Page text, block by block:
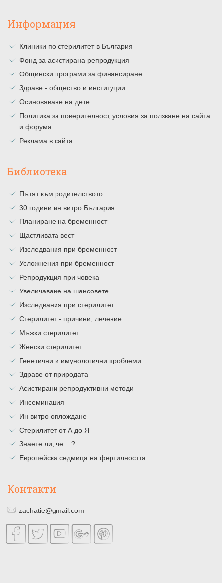
Информация
Клиники по стерилитет в България
Фонд за асистирана репродукция
Общински програми за финансиране
Здраве - общество и институции
Осиновяване на дете
Политика за поверителност, условия за ползване на сайта
и форума
Реклама в сайта
Библиотека
Пътят към родителството
30 години ин витро България
Планиране на бременност
Щастливата вест
Изследвания при бременност
Усложнения при бременност
Репродукция при човека
Увеличаване на шансовете
Изследвания при стерилитет
Стерилитет - причини, лечение
Мъжки стерилитет
Женски стерилитет
Генетични и имунологични проблеми
Здраве от природата
Асистирани репродуктивни методи
Инсеминация
Ин витро оплождане
Стерилитет от А до Я
Знаете ли, че ...?
Европейска седмица на фертилността
Контакти
zachatie@gmail.com